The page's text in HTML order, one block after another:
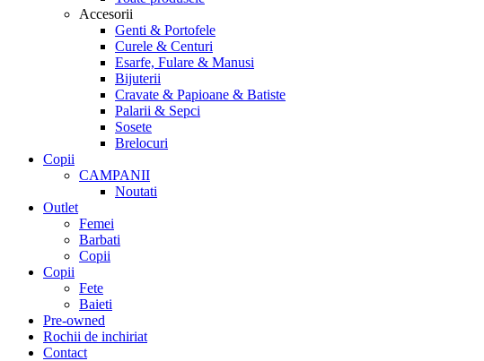
Accesorii
Genti & Portofele
Curele & Centuri
Esarfe, Fulare & Manusi
Bijuterii
Cravate & Papioane & Batiste
Palarii & Sepci
Sosete
Brelocuri
Copii
CAMPANII
Noutati
Outlet
Femei
Barbati
Copii
Copii
Fete
Baieti
Pre-owned
Rochii de inchiriat
Contact